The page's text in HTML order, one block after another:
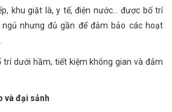
khu giặt là, y tế, điện nước… được bố trí
nhưng đủ gần để đảm bảo các hoạt
trí dưới hầm, tiết kiệm không gian và đảm
và đại sảnh